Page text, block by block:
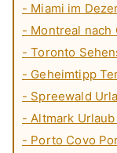
- Miami im
- Montreal nach
- Toronto
- Geheimtipp
- Spreewald
- Altmark
- Porto Covo